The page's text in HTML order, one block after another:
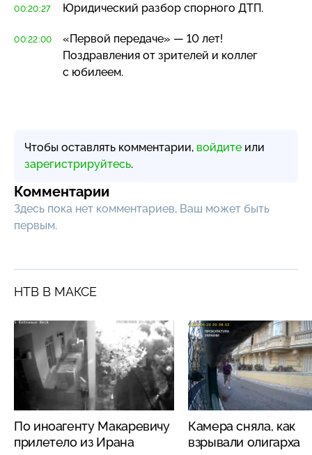
00:20:27 Юридический разбор спорного ДТП.
00:22:00
«Первой передаче» — 10 лет!
Поздравления от зрителей и коллег
с юбилеем.
Чтобы оставлять комментарии, войдите или
зарегистрируйтесь.
Комментарии
Здесь пока нет комментариев, Ваш может быть
первым.
НТВ В МАКСЕ
По иноагенту Макаревичу
прилетело из Ирана
Камера сняла, как
взрывали олигарха